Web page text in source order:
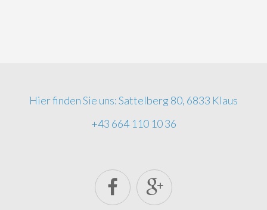
Hier finden Sie uns: Sattelberg 80, 6833 Klaus
+43 664 110 10 36